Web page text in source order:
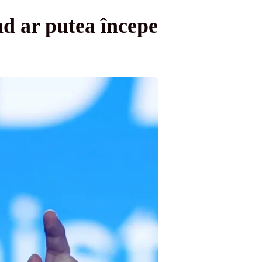
ar putea începe